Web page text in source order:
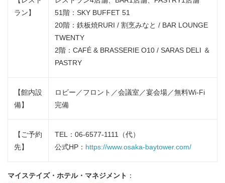
ラン】
51階：SKY BUFFET 51
20階：鉄板焼RURI / 割烹みなと / BAR LOUNGE
TWENTY
2階：CAFÉ & BRASSERIE O10 / SARAS DELI ＆
PASTRY
【館内設
備】
ロビー／フロント／会議室／宴会場／無料Wi-Fi
完備
【ご予約
先】
TEL：06-6577-1111（代）
公式HP： https://www.osaka-baytower.com/
マイステイズ・ホテル・マネジメント ：